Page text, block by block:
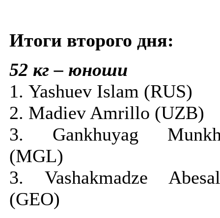
Итоги второго дня:
52 кг – юноши
1. Yashuev Islam (RUS)
2. Madiev Amrillo (UZB)
3. Gankhuyag
(MGL)
3. Vashakmadze
(GEO)